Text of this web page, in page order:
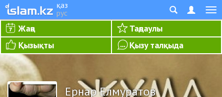
қаз
рус
Жаңа
Таңдаулы
Қызықты
Қызу талқыда
Ернар Елмуратов